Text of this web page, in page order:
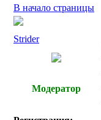
В начало страницы
Strider
Модератор